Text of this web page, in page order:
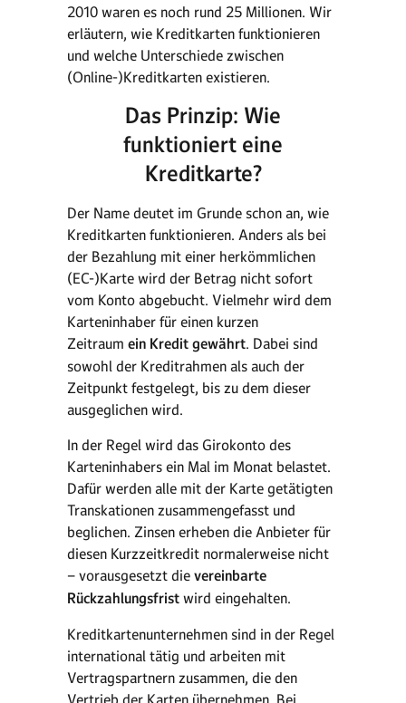
2010 waren es noch rund 25 Millionen. Wir
erläutern, wie Kreditkarten funktionieren
und welche Unterschiede zwischen
(Online-)Kreditkarten existieren.
Das Prinzip: Wie
funktioniert eine
Kreditkarte?
Der Name deutet im Grunde schon an, wie
Kreditkarten funktionieren. Anders als bei
der Bezahlung mit einer herkömmlichen
(EC-)Karte wird der Betrag nicht sofort
vom Konto abgebucht. Vielmehr wird dem
Karteninhaber für einen kurzen
Zeitraum ein Kredit gewährt. Dabei sind
sowohl der Kreditrahmen als auch der
Zeitpunkt festgelegt, bis zu dem dieser
ausgeglichen wird.
In der Regel wird das Girokonto des
Karteninhabers ein Mal im Monat belastet.
Dafür werden alle mit der Karte getätigten
Transkationen zusammengefasst und
beglichen. Zinsen erheben die Anbieter für
diesen Kurzzeitkredit normalerweise nicht
– vorausgesetzt die vereinbarte
Rückzahlungsfrist wird eingehalten.
Kreditkartenunternehmen sind in der Regel
international tätig und arbeiten mit
Vertragspartnern zusammen, die den
Vertrieb der Karten übernehmen. Bei